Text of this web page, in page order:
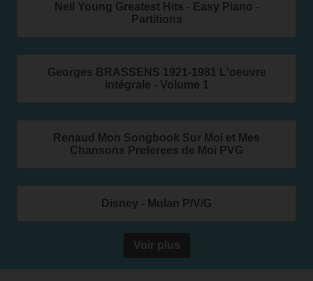
Neil Young Greatest Hits - Easy Piano -
Partitions
Georges BRASSENS 1921-1981 L'oeuvre
intégrale - Volume 1
Renaud Mon Songbook Sur Moi et Mes
Chansons Preferees de Moi PVG
Disney - Mulan P/V/G
Voir plus